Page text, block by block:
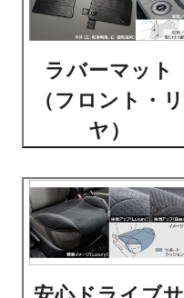
ラバーマット
（フロント・リ
ヤ）